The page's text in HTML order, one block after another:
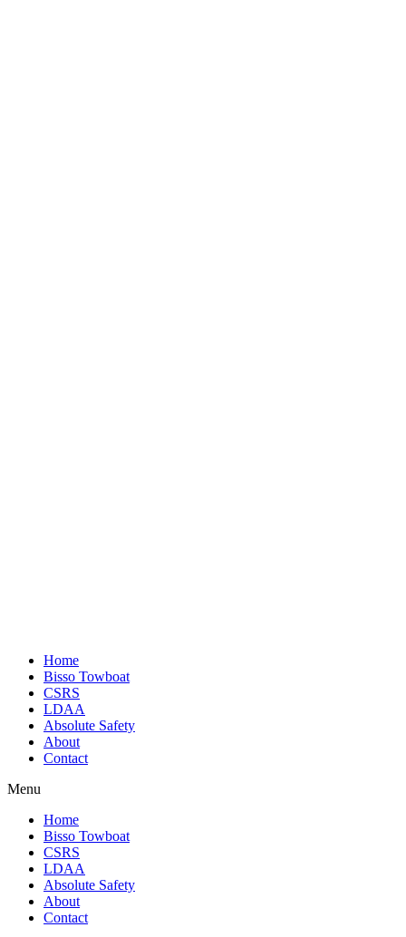
Home
Bisso Towboat
CSRS
LDAA
Absolute Safety
About
Contact
Menu
Home
Bisso Towboat
CSRS
LDAA
Absolute Safety
About
Contact